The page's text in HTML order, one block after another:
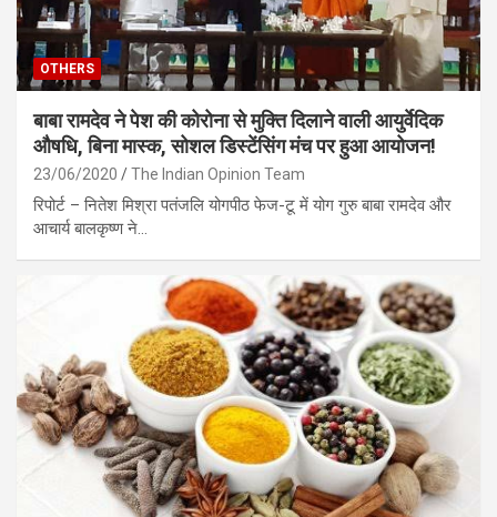
OTHERS
बाबा रामदेव ने पेश की कोरोना से मुक्ति दिलाने वाली आयुर्वेदिक
औषधि, बिना मास्क, सोशल डिस्टेंसिंग मंच पर हुआ आयोजन!
23/06/2020 The Indian Opinion Team
रिपोर्ट – नितेश मिश्रा पतंजलि योगपीठ फेज-टू में योग गुरु बाबा रामदेव और
आचार्य बालकृष्ण ने…